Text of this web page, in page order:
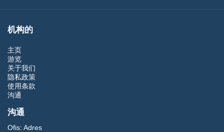
机构的
主页
游览
关于我们
隐私政策
使用条款
沟通
沟通
Ofis: Adres